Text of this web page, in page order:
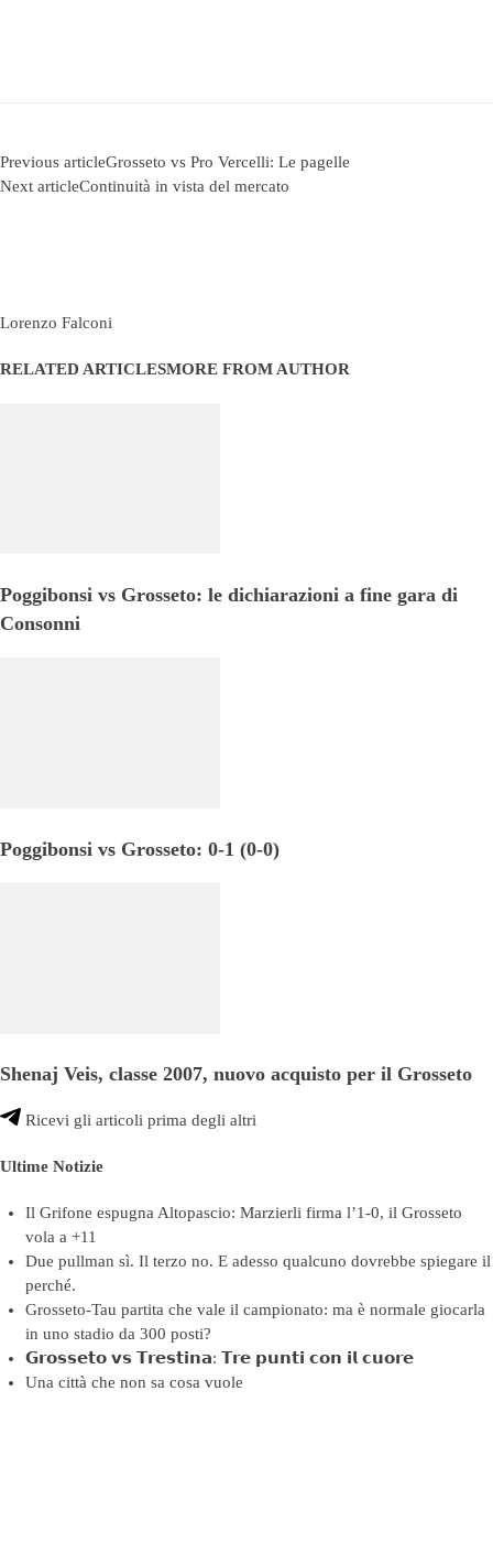
Previous articleGrosseto vs Pro Vercelli: Le pagelle
Next articleContinuità in vista del mercato
Lorenzo Falconi
RELATED ARTICLESMORE FROM AUTHOR
Poggibonsi vs Grosseto: le dichiarazioni a fine gara di
Consonni
Poggibonsi vs Grosseto: 0-1 (0-0)
Shenaj Veis, classe 2007, nuovo acquisto per il Grosseto
Ricevi gli articoli prima degli altri
Ultime Notizie
Il Grifone espugna Altopascio: Marzierli firma l’1-0, il Grosseto
vola a +11
Due pullman sì. Il terzo no. E adesso qualcuno dovrebbe spiegare il
perché.
Grosseto-Tau partita che vale il campionato: ma è normale giocarla
in uno stadio da 300 posti?
𝗚𝗿𝗼𝘀𝘀𝗲𝘁𝗼 𝘃𝘀 𝗧𝗿𝗲𝘀𝘁𝗶𝗻𝗮: 𝗧𝗿𝗲 𝗽𝘂𝗻𝘁𝗶 𝗰𝗼𝗻 𝗶𝗹 𝗰𝘂𝗼𝗿𝗲
Una città che non sa cosa vuole